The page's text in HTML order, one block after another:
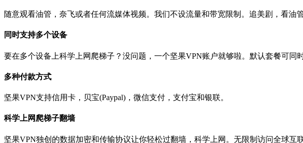
随意观看油管，奈飞或者任何流媒体视频。我们不设流量和带宽限制。追美剧，看油
同时支持多个设备
要在多个设备上科学上网爬梯子？没问题，一个坚果VPN账户就够啦。默认套餐可同
多种付款方式
坚果VPN支持信用卡，贝宝(Paypal)，微信支付，支付宝和银联。
科学上网爬梯子翻墙
坚果VPN独创的数据加密和传输协议让你轻松过翻墙，科学上网。无限制访问全球互联